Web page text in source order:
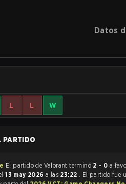
Datos
L L W
PARTIDO
El partido de Valorant terminó 2 - 0 a
13 may 2026 a las 23:22 . El partido fue